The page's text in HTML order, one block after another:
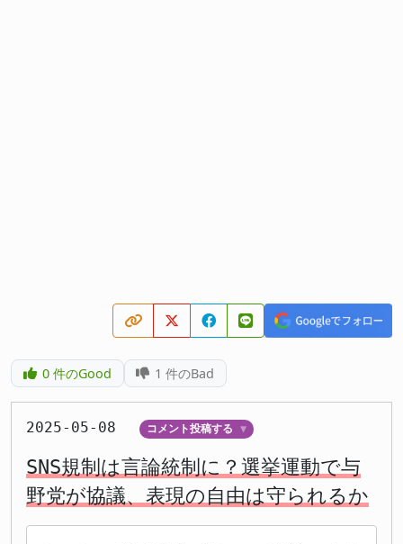
0件のGood 1 件のBad
2025-05-08 コメント投稿する ▼
SNS規制は言論統制に？選挙運動で与
野党が協議、表現の自由は守られるか